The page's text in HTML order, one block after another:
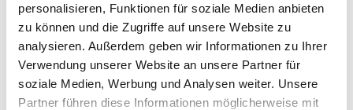
personalisieren, Funktionen für soziale Medien anbieten
zu können und die Zugriffe auf unsere Website zu
analysieren. Außerdem geben wir Informationen zu Ihrer
Verwendung unserer Website an unsere Partner für
soziale Medien, Werbung und Analysen weiter. Unsere
Partner führen diese Informationen möglicherweise mit
Dies könnte Sie auch
interessieren